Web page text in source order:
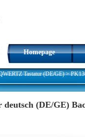
Homepage
Tastatur (DE/GE)>
(DE/GE)